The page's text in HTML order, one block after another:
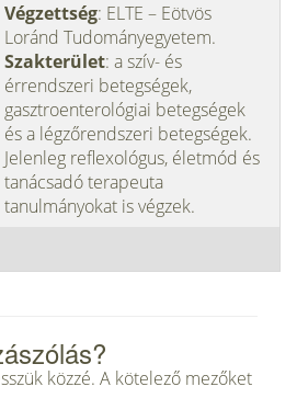
Végzettség: ELTE – Eötvös
Loránd Tudományegyetem.
Szakterület: a szív- és
érrendszeri betegségek,
gasztroenterológiai betegségek
és a légzőrendszeri betegségek.
Jelenleg reflexológus, életmód és
tanácsadó terapeuta
tanulmányokat is végzek.
közzé. A kötelező mezőket